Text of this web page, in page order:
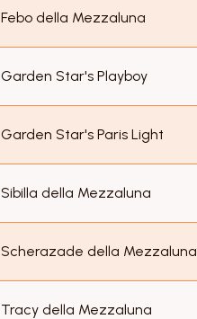
Febo della Mezzaluna
Garden Star's Playboy
Garden Star's Paris Light
Sibilla della Mezzaluna
Scherazade della Mezzaluna
Tracy della Mezzaluna